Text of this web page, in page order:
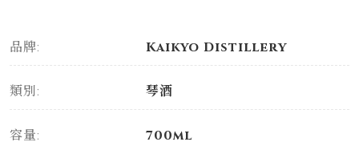
品牌: Kaikyo Distillery
類別: 琴酒
容量: 700ml